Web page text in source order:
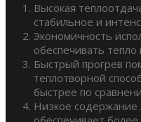
Высокая
стабильное и
Экономичность
обеспечивать
Быстрый прогрев
теплотворной
быстрее по
Низкое содержание